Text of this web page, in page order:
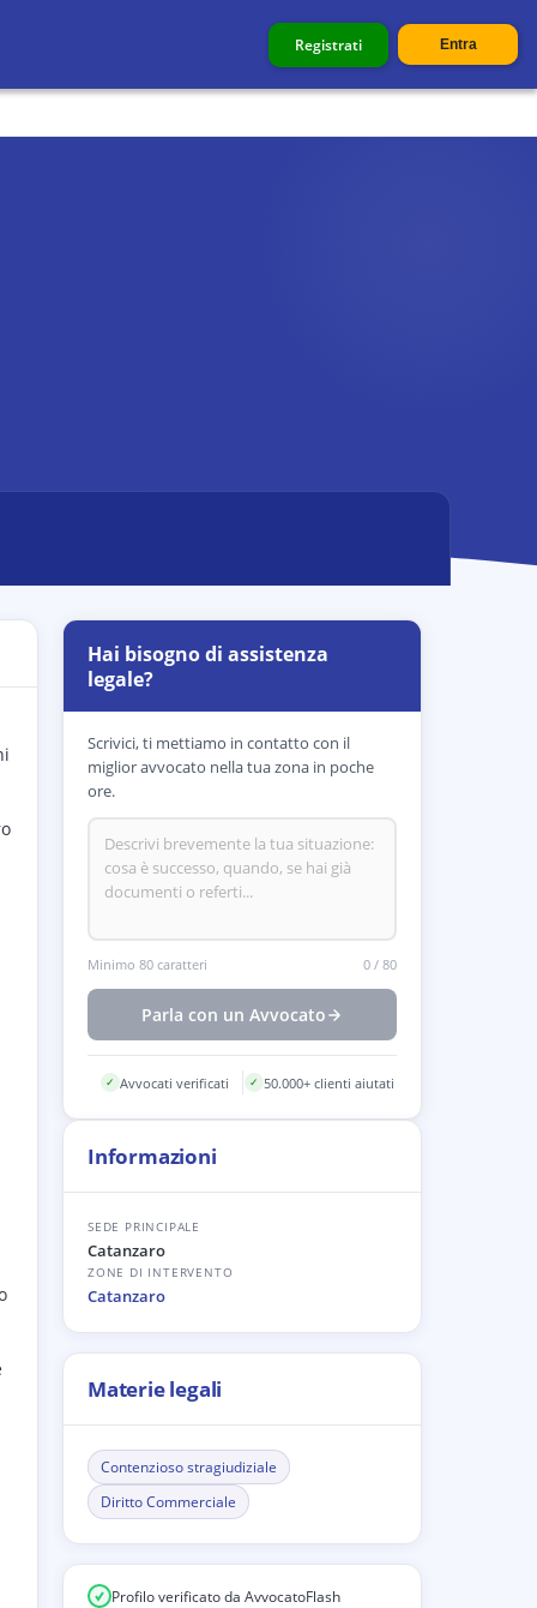
Registrati Entra
Hai bisogno di assistenza
legale?
Scrivici, ti mettiamo in contatto con il
miglior avvocato nella tua zona in poche
ore.
Minimo 80 caratteri 0 / 80
Parla con un Avvocato
✓ Avvocati verificati ✓ 50.000+ clienti aiutati
Informazioni
SEDE PRINCIPALE
Catanzaro
ZONE DI INTERVENTO
Catanzaro
Materie legali
Contenzioso stragiudiziale
Diritto Commerciale
Profilo verificato da AvvocatoFlash